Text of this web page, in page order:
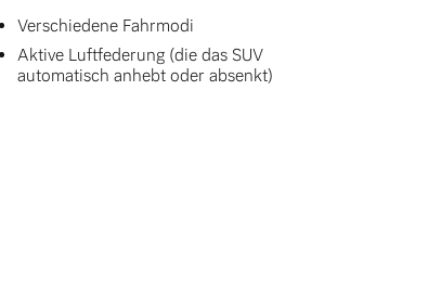
Verschiedene Fahrmodi
Aktive Luftfederung (die das SUV
automatisch anhebt oder absenkt)